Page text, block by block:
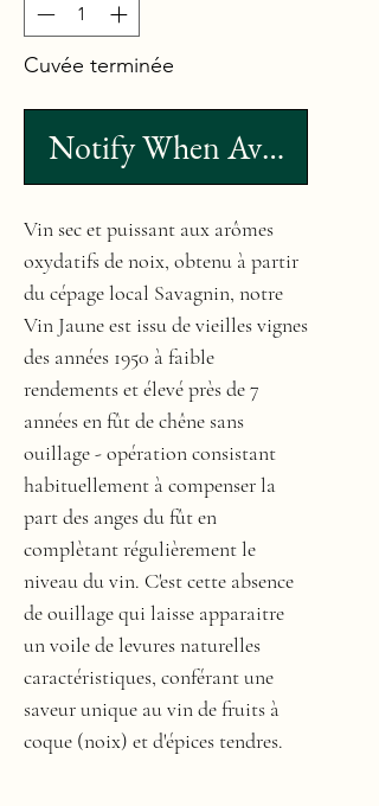
Cuvée terminée
Notify When Available
Vin sec et puissant aux arômes
oxydatifs de noix, obtenu à partir
du cépage local Savagnin, notre
Vin Jaune est issu de vieilles vignes
des années 1950 à faible
rendements et élevé près de 7
années en fût de chêne sans
ouillage - opération consistant
habituellement à compenser la
part des anges du fût en
complètant régulièrement le
niveau du vin. C'est cette absence
de ouillage qui laisse apparaitre
un voile de levures naturelles
caractéristiques, conférant une
saveur unique au vin de fruits à
coque (noix) et d'épices tendres.